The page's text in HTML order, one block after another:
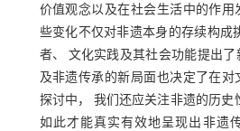
价值观念以及在社会生活中的作用
些变化不仅对非遗本身的存续构成
者、 文化实践及其社会功能提出
及非遗传承的新局面也决定了在对
探讨中， 我们还应关注非遗的历史
如此才能真实有效地呈现出非遗